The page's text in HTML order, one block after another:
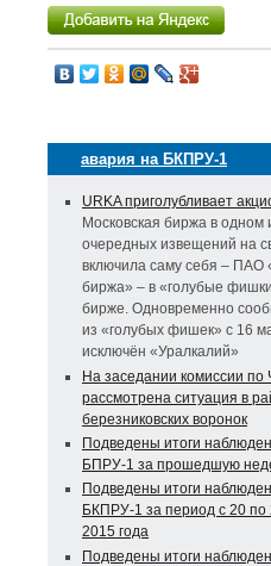
авария на БКПРУ-1
URKA приголубливает
Московская биржа в одном
очередных извещений на
включила саму себя – ПАО
биржа» – в «голубые
бирже. Одновременно
из «голубых фишек» с 16
исключён «Уралкалий»
На заседании комиссии
рассмотрена ситуация в
березниковских воронок
Подведены итоги
БПРУ-1 за прошедшую
Подведены итоги
БКПРУ-1 за период с 20 по
2015 года
Подведены итоги